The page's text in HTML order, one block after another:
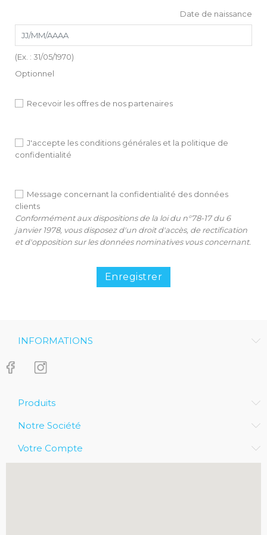
Date de naissance
(Ex. : 31/05/1970)
Optionnel
Recevoir les offres de nos partenaires
J'accepte les conditions générales et la politique de
confidentialité
Message concernant la confidentialité des données
clients
Conformément aux dispositions de la loi du n°78-17 du 6
janvier 1978, vous disposez d'un droit d'accès, de rectification
et d'opposition sur les données nominatives vous concernant.
Enregistrer
INFORMATIONS
Produits
Notre Société
Votre Compte